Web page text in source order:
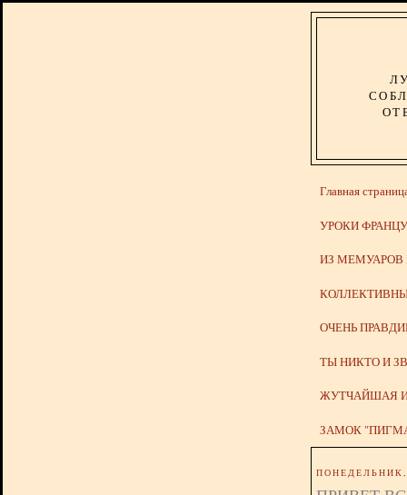
Главная
УРОКИ
ИЗ МЕМУАРОВ
ОЧЕНЬ
ТЫ НИКТО И
ЖУТЧАЙШАЯ
ЗАМОК